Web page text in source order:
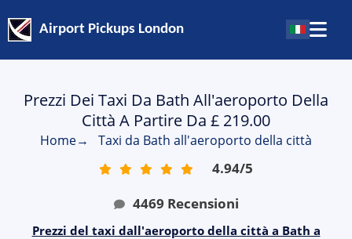
Airport Pickups London
Prezzi Dei Taxi Da Bath All'aeroporto Della
Città A Partire Da £ 219.00
Home→ Taxi da Bath all'aeroporto della città
4.94/5
4469 Recensioni
Prezzi del taxi dall'aeroporto della città a Bath a